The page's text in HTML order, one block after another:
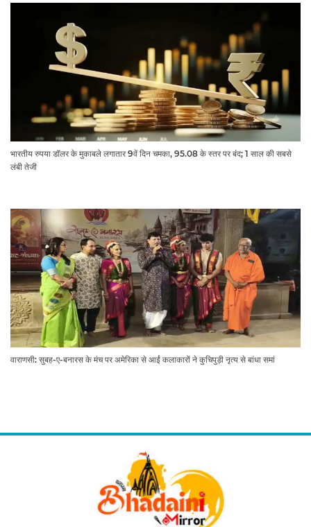
भारतीय रुपया डॉलर के मुकाबले लगातार 9वें दिन चमका, 95.08 के स्तर पर बंद; 1 साल की सबसे
लंबी तेजी
वाराणसी: सुबह-ए-बनारस के मंच पर अमेरिका से आईं कलाकारों ने कुचिपुड़ी नृत्य से बांधा समां